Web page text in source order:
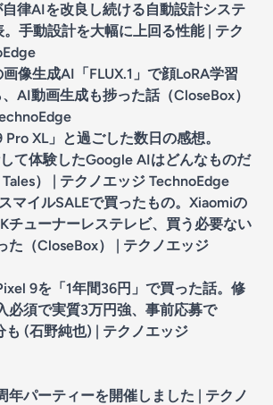
律AIを改良し続ける自動設計システ
手動設計を大幅に上回る性能 | テク
像生成AI「FLUX.1」で顔LoRA学習
、AI動画生成も捗った話（CloseBox）
Pro XL」と過ごした数日の感想。
て体験したGoogle AIはどんなものだ
） | テクノエッジ TechnoEdge
マイルSALEで買ったもの。Xiaomiの
チューナーレステレビ、買う必要ない
た（CloseBox） | テクノエッジ
9を「1年間36円」で買った話。修
必須で実質3万円強、事前応募で
も (石野純也) | テクノエッジ
年パーティーを開催しました | テクノ